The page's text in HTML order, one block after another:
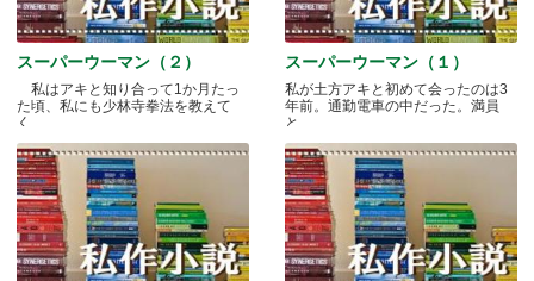
スーパーウーマン（２）
私はアキと知り合って1か月たっ
た頃、私にも少林寺拳法を教えて
く.....
スーパーウーマン（１）
私が土方アキと初めて会ったのは3
年前。通勤電車の中だった。満員
と.....